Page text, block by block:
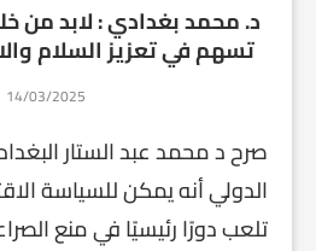
د. محمد بغدادي : لابد من
تسهم في تعزيز السلام
14/03/2025
صرح د محمد عبد الستار
الدولي أنه يمكن للسياسة
تلعب دورًا رئيسيًا في منع